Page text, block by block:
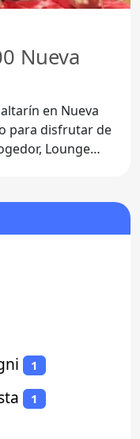
Nueva
en Nueva
Lounge
1
1